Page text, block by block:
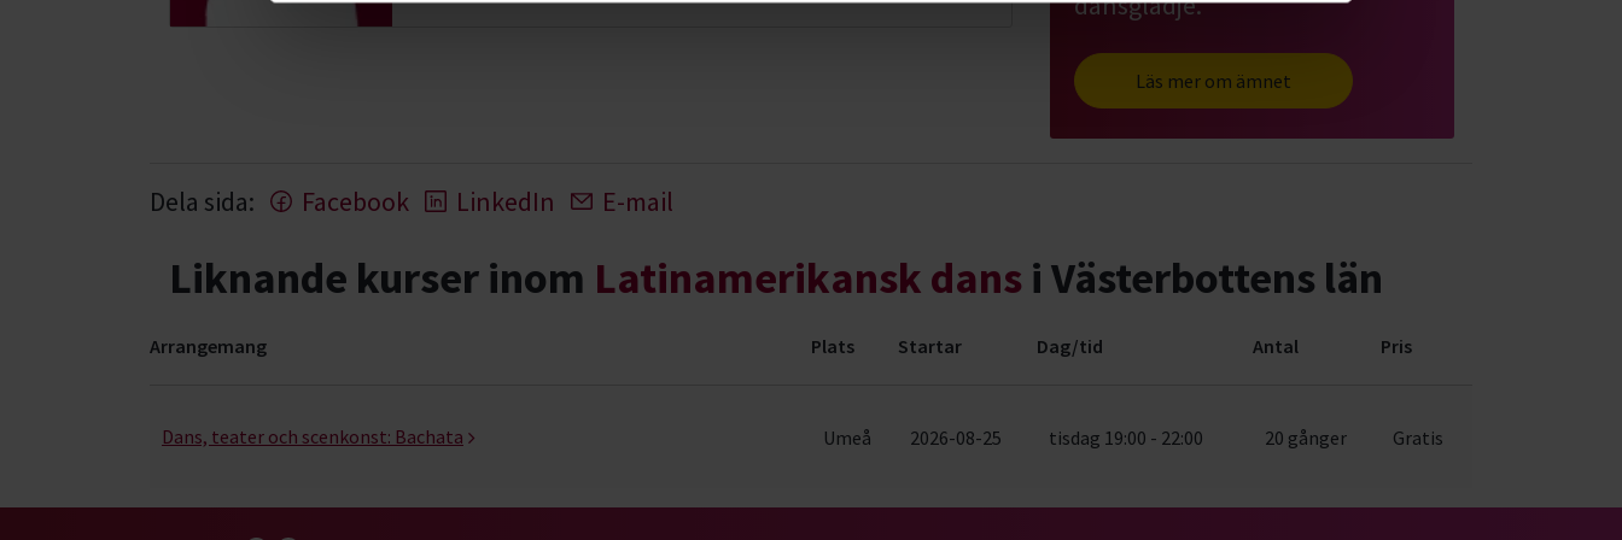
Läs mer om ämnet
Dela sida: Facebook LinkedIn E-mail
Liknande kurser inom Latinamerikansk dans i Västerbottens län
Arrangemang Plats Startar Dag/tid Antal Pris
Dans, teater och scenkonst: Bachata Umeå 2026-08-25 tisdag 19:00 - 22:00 20 gånger Gratis